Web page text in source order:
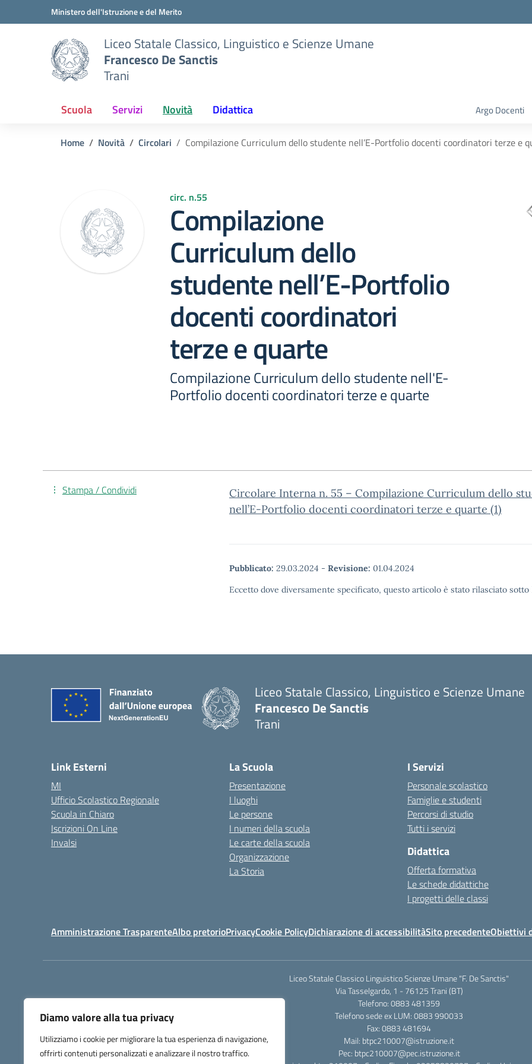
Diamo valore alla tua privacy
Utilizziamo i cookie per migliorare la tua esperienza di navigazione,
offrirti contenuti personalizzati e analizzare il nostro traffico.
Vai ai contenuti
Vai al menu di navigazioneMinistero dell'Istruzione e del Merito
Liceo Statale Classico, Linguistico e Scienze Umane
Francesco De Sanctis
Trani
Scuola Servizi Novità Didattica Argo Docenti
Home Novità Circolari Compilazione Curriculum dello studente nell’E-Portfolio docenti coordinatori terze e
circ. n.55
Compilazione
Curriculum dello
studente nell’E-Portfolio
docenti coordinatori
terze e quarte
Compilazione Curriculum dello studente nell'E-
Portfolio docenti coordinatori terze e quarte
Circolare Interna n. 55 – Compilazione Curriculum dello
nell’E-Portfolio docenti coordinatori terze e quarte (1)
Pubblicato: 29.03.2024 - Revisione: 01.04.2024
Eccetto dove diversamente specificato, questo articolo è stato rilasciato
Stampa / Condividi
Liceo Statale Classico, Linguistico e Scienze Umane
Francesco De Sanctis
Trani
Link Esterni
MI
Ufficio Scolastico Regionale
Scuola in Chiaro
Iscrizioni On Line
Invalsi
La Scuola
Presentazione
I luoghi
Le persone
I numeri della scuola
Le carte della scuola
Organizzazione
La Storia
I Servizi
Personale scolastico
Famiglie e studenti
Percorsi di studio
Tutti i servizi
Didattica
Offerta formativa
Le schede didattiche
I progetti delle classi
Amministrazione TrasparenteAlbo pretorioPrivacyCookie PolicyDichiarazione di accessibilitàSito precedenteObiettivi
Liceo Statale Classico Linguistico Scienze Umane "F. De Sanctis"
Via Tasselgardo, 1 - 76125 Trani (BT)
Telefono: 0883 481359
Telefono sede ex LUM: 0883 990033
Fax: 0883 481694
Mail: btpc210007@istruzione.it
Pec: btpc210007@pec.istruzione.it